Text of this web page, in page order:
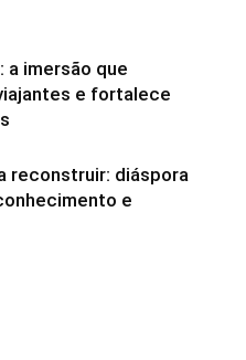
a imersão que
e fortalece
reconstruir: diáspora
e